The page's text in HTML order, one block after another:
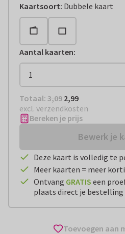
Kaartsoort: Dubbele kaart
Aantal kaarten:
Totaal: € 2,99
Totaal: 3,09 2,99
excl. verzendkosten
Bereken je prijs
Bewerk je
Deze kaart is volledig te
Meer kaarten = meer
Ontvang GRATIS een
plaats direct je bestelling
Toevoegen aan